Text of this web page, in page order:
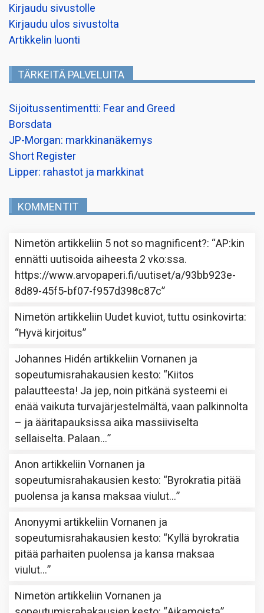
Kirjaudu sivustolle
Kirjaudu ulos sivustolta
Artikkelin luonti
TÄRKEITÄ PALVELUITA
Sijoitussentimentti: Fear and Greed
Borsdata
JP-Morgan: markkinanäkemys
Short Register
Lipper: rahastot ja markkinat
KOMMENTIT
Nimetön artikkeliin 5 not so magnificent?: “AP:kin
ennätti uutisoida aiheesta 2 vko:ssa.
https://www.arvopaperi.fi/uutiset/a/93bb923e-
8d89-45f5-bf07-f957d398c87c”
Nimetön artikkeliin Uudet kuviot, tuttu osinkovirta:
“Hyvä kirjoitus”
Johannes Hidén artikkeliinVornanen ja
sopeutumisrahakausien kesto: “Kiitos
palautteesta! Ja jep, noin pitkänä systeemi ei
enää vaikuta turvajärjestelmältä, vaan palkinnolta
– ja ääritapauksissa aika massiiviselta
sellaiselta. Palaan…”
Anon artikkeliinVornanen ja
sopeutumisrahakausien kesto: “Byrokratia pitää
puolensa ja kansa maksaa viulut…”
Anonyymi artikkeliinVornanen ja
sopeutumisrahakausien kesto: “Kyllä byrokratia
pitää parhaiten puolensa ja kansa maksaa
viulut…”
Nimetön artikkeliinVornanen ja